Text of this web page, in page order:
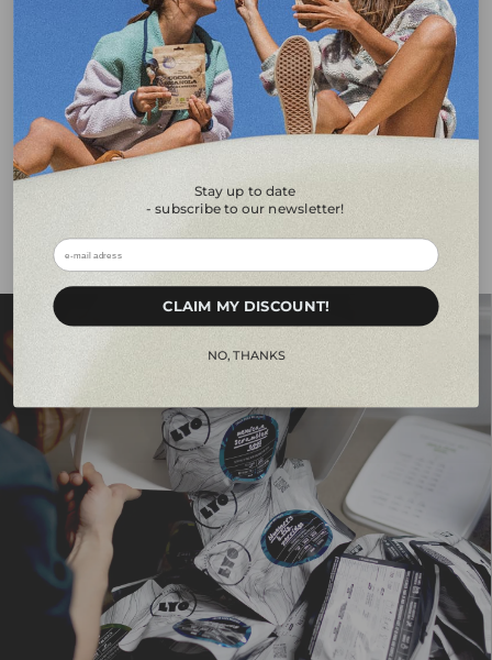
Ingredientes de
etiqueta limpia
Sin aditivos ni
conservantes
Sin aceite de
palma
Realmente
Exclusivamente
Stay up to date
- subscribe to our newsletter!
ㅤㅤCLAIM MY DISCOUNT!ㅤㅤㅤ
ㅤㅤㅤNO, THANKSㅤㅤㅤ